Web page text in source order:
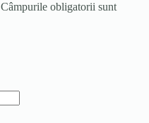
Câmpurile obligatorii sunt